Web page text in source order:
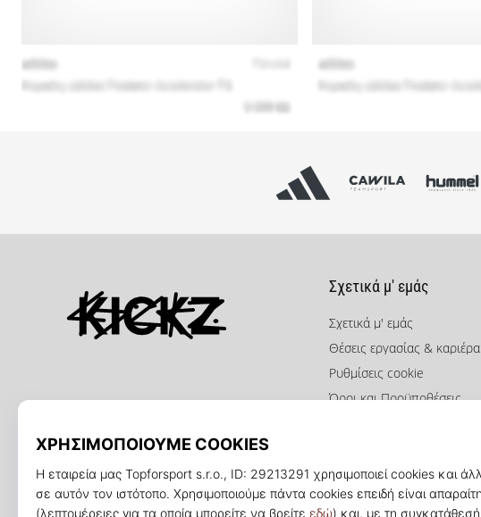
Σχετικά μ' εμάς
Σχετικά μ' εμάς
Θέσεις εργασίας & καριέρα
Ρυθμίσεις cookie
Όροι και Προϋποθέσεις